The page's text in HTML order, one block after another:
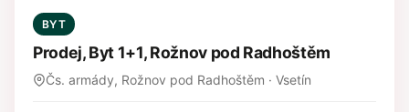
BYT
Prodej, Byt 1+1, Rožnov pod Radhoštěm
Čs. armády, Rožnov pod Radhoštěm · Vsetín